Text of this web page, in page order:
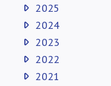
2025
2024
2023
2022
2021